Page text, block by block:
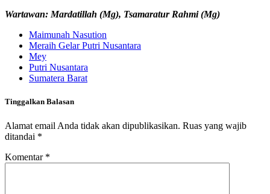
Wartawan: Mardatillah (Mg), Tsamaratur Rahmi (Mg)
Maimunah Nasution
Meraih Gelar Putri Nusantara
Mey
Putri Nusantara
Sumatera Barat
Tinggalkan Balasan
Alamat email Anda tidak akan dipublikasikan. Ruas yang wajib
ditandai *
Komentar *